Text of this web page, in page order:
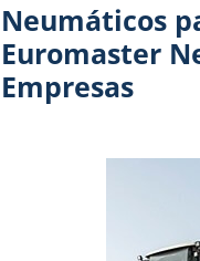
Neumáticos
Euromaster
Empresas